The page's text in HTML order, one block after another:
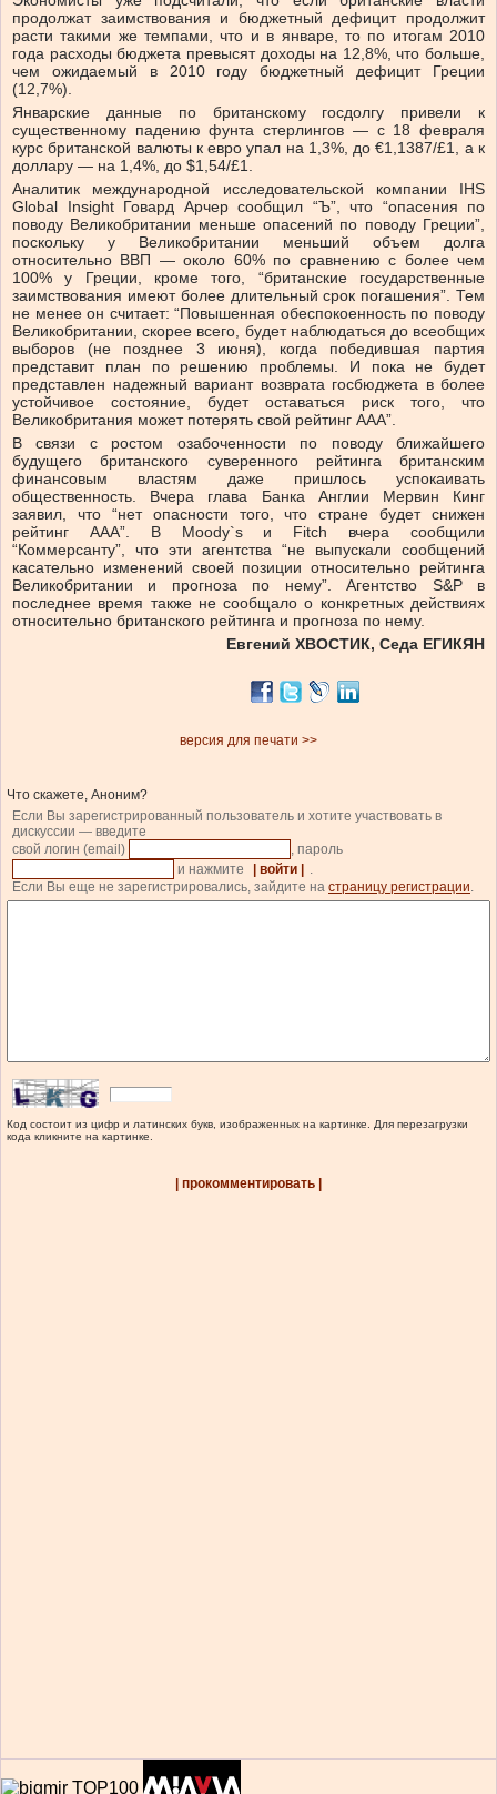
продолжат заимствования и бюджетный дефицит продолжит
расти такими же темпами, что и в январе, то по итогам 2010
года расходы бюджета превысят доходы на 12,8%, что больше,
чем ожидаемый в 2010 году бюджетный дефицит Греции
(12,7%).
Январские данные по британскому госдолгу привели к
существенному падению фунта стерлингов — с 18 февраля
курс британской валюты к евро упал на 1,3%, до €1,1387/£1, а к
доллару — на 1,4%, до $1,54/£1.
Аналитик международной исследовательской компании IHS
Global Insight Говард Арчер сообщил “Ъ”, что “опасения по
поводу Великобритании меньше опасений по поводу Греции”,
поскольку у Великобритании меньший объем долга
относительно ВВП — около 60% по сравнению с более чем
100% у Греции, кроме того, “британские государственные
заимствования имеют более длительный срок погашения”. Тем
не менее он считает: “Повышенная обеспокоенность по поводу
Великобритании, скорее всего, будет наблюдаться до всеобщих
выборов (не позднее 3 июня), когда победившая партия
представит план по решению проблемы. И пока не будет
представлен надежный вариант возврата госбюджета в более
устойчивое состояние, будет оставаться риск того, что
Великобритания может потерять свой рейтинг ААА”.
В связи с ростом озабоченности по поводу ближайшего
будущего британского суверенного рейтинга британским
финансовым властям даже пришлось успокаивать
общественность. Вчера глава Банка Англии Мервин Кинг
заявил, что “нет опасности того, что стране будет снижен
рейтинг ААА”. В Moody`s и Fitch вчера сообщили
“Коммерсанту”, что эти агентства “не выпускали сообщений
касательно изменений своей позиции относительно рейтинга
Великобритании и прогноза по нему”. Агентство S&P в
последнее время также не сообщало о конкретных действиях
относительно британского рейтинга и прогноза по нему.
Евгений ХВОСТИК, Седа ЕГИКЯН
версия для печати >>
Что скажете, Аноним?
Если Вы зарегистрированный пользователь и хотите участвовать в
дискуссии — введите
свой логин (email)
, пароль
и нажмите
| войти |
.
Если Вы еще не зарегистрировались, зайдите на страницу регистрации.
Код состоит из цифр и латинских букв, изображенных на картинке. Для перезагрузки
кода кликните на картинке.
| прокомментировать |